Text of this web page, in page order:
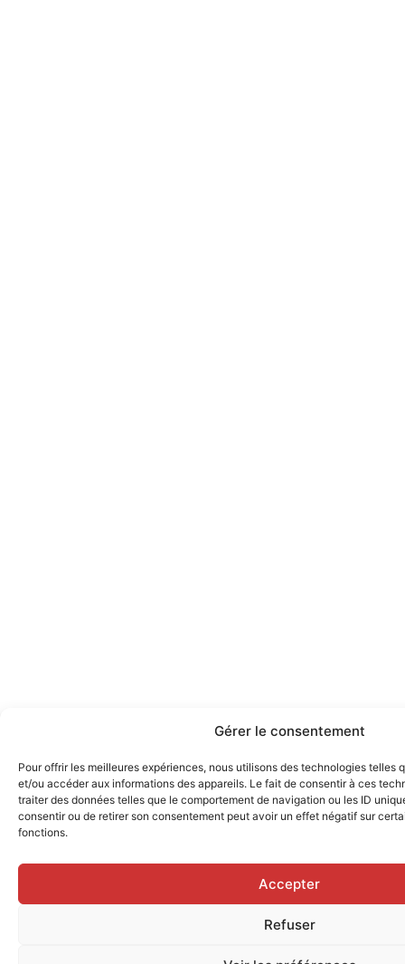
Gérer le consentement
Pour offrir les meilleures expériences, nous utilisons des technologies telles
et/ou accéder aux informations des appareils. Le fait de consentir à ces
traiter des données telles que le comportement de navigation ou les ID
consentir ou de retirer son consentement peut avoir un effet négatif sur
fonctions.
Accepter
Refuser